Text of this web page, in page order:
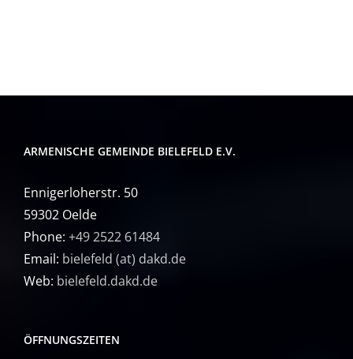
ARMENISCHE GEMEINDE BIELEFELD E.V.
Ennigerloherstr. 50
59302 Oelde
Phone: +49 2522 61484
Email: bielefeld (at) dakd.de
Web: bielefeld.dakd.de
ÖFFNUNGSZEITEN